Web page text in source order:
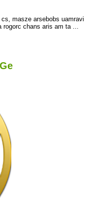
masze arsebobs uamravi
rogorc chans aris am ta